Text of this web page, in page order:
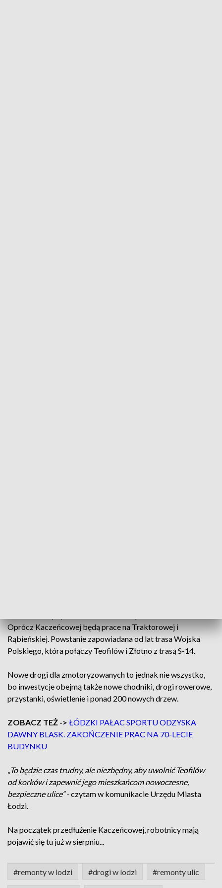
Oprócz Kaczeńcowej będą prace na Traktorowej i
Rąbieńskiej. Powstanie zapowiadana od lat trasa Wojska
Polskiego, która połączy Teofilów i Złotno z trasą S-14.
Nowe drogi dla zmotoryzowanych to jednak nie wszystko,
bo inwestycje obejmą także nowe chodniki, drogi rowerowe,
przystanki, oświetlenie i ponad 200 nowych drzew.
ZOBACZ TEŻ -> ŁÓDZKI PAŁAC SPORTU ODZYSKA
DAWNY BLASK. ZAKOŃCZENIE PRAC NA 70-LECIE
BUDYNKU
„To będzie czas trudny, ale niezbędny, aby uwolnić Teofilów
od korków i zapewnić jego mieszkańcom nowoczesne,
bezpieczne ulice”- czytam w komunikacie Urzędu Miasta
Łodzi.
Na początek przedłużenie Kaczeńcowej, robotnicy mają
pojawić się tu już w sierpniu...
#remonty w lodzi #drogi w lodzi #remonty ulic